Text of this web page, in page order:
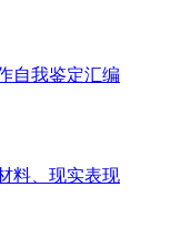
自我鉴定汇编
料、现实表现